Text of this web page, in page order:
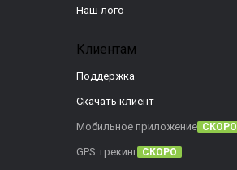
Наш лого
Клиентам
Поддержка
Скачать клиент
Мобильное приложение СКОРО
GPS трекинг СКОРО